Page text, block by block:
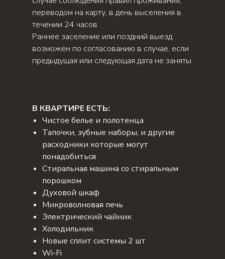
переводом на карту, в день выселения в
течении 24 часов
Раннее заселение или поздний выезд
возможен по согласованию в случае, если
предыдущая или следующая дата не заняты.
В КВАРТИРЕ ЕСТЬ:
Чистое белье и полотенца
Тапочки, зубные наборы, и другие
расходники которые могут
понадобиться
Стиральная машина со стиральным
порошком
Духовой шкаф
Микроволновая печь
Электрический чайник
Холодильник
Новые сплит системы 2 шт
Wi-Fi